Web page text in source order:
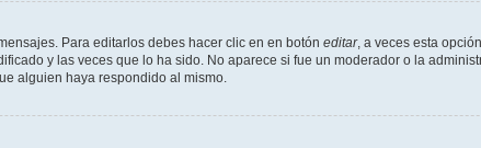
Para editarlos debes hacer clic en en botón editar, a veces esta
y las veces que lo ha sido. No aparece si fue un moderador o la
alguien haya respondido al mismo.